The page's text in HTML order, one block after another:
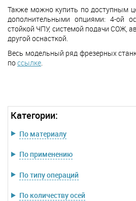
Также можно купить по доступным
дополнительными опциями: 4-ой
стойкой ЧПУ, системой подачи СОЖ,
другой оснасткой.
Весь модельный ряд фрезерных
поссылке.
Категории:
По материалу
По применению
По типу операций
По количеству осей